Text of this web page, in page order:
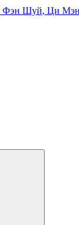
Фэн Шуй, Ци